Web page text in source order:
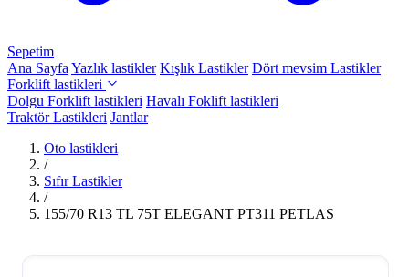
Sepetim
Ana Sayfa Yazlık lastikler Kışlık Lastikler Dört mevsim Lastikler
Forklift lastikleri
Dolgu Forklift lastikleri Havalı Foklift lastikleri
Traktör Lastikleri Jantlar
Oto lastikleri
/
Sıfır Lastikler
/
155/70 R13 TL 75T ELEGANT PT311 PETLAS